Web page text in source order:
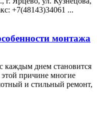
+7(48143)34061 ...
монтажа
каждым днем становится
причине многие
и стильный ремонт,